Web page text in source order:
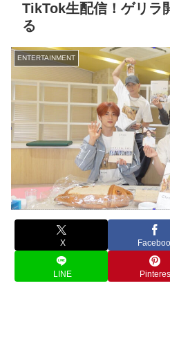
TikTok生配信！ゲリラ
る
ENTERTAINMENT
X
LINE